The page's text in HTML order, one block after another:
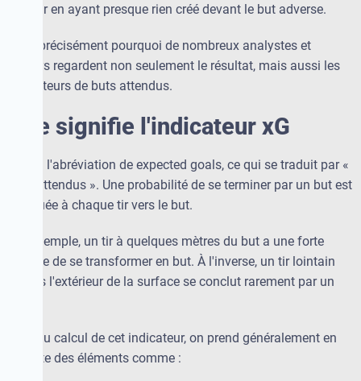
gagner en ayant presque rien créé devant le but adverse.
C'est précisément pourquoi de nombreux analystes et
joueurs regardent non seulement le résultat, mais aussi les
indicateurs de buts attendus.
Que signifie l'indicateur xG
xG est l'abréviation de expected goals, ce qui se traduit par «
buts attendus ». Une probabilité de se terminer par un but est
attribuée à chaque tir vers le but.
Par exemple, un tir à quelques mètres du but a une forte
chance de se transformer en but. À l'inverse, un tir lointain
depuis l'extérieur de la surface se conclut rarement par un
Lors du calcul de cet indicateur, on prend généralement en
compte des éléments comme :